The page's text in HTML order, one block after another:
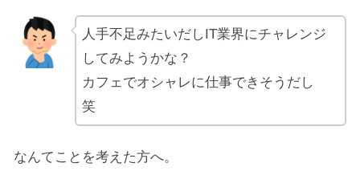
人手不足みたいだしIT業界にチャレンジ
してみようかな？
カフェでオシャレに仕事できそうだし
笑
なんてことを考えた方へ。